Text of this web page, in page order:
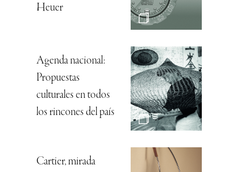
Heuer
Agenda nacional:
Propuestas
culturales en todos
los rincones del país
Cartier, mirada